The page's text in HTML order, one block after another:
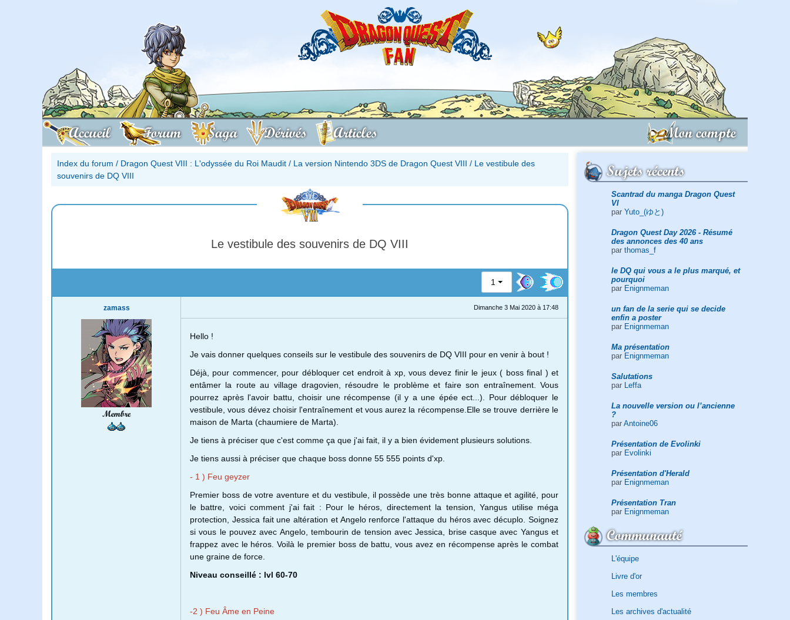
Accueil Forum Saga Dérivés Articles Mon compte
Sujets récents
Scantrad du manga Dragon Quest
VI
par Yuto_(ゆと)
Dragon Quest Day 2026 - Résumé
des annonces des 40 ans
par thomas_f
le DQ qui vous a le plus marqué, et
pourquoi
par Enignmeman
un fan de la serie qui se decide
enfin a poster
par Enignmeman
Ma présentation
par Enignmeman
Salutations
par
Leffa
La nouvelle version ou l’ancienne
?
par Antoine06
Présentation de Evolinki
par Evolinki
Présentation d'Herald
par Enignmeman
Présentation Tran
par Enignmeman
Communauté
L'équipe
Livre d'or
Les membres
Les archives d'actualité
Index du forum / Dragon Quest VIII : L'odyssée du Roi Maudit / La version Nintendo 3DS de Dragon Quest VIII / Le vestibule des
souvenirs de DQ VIII
Le vestibule des souvenirs de DQ VIII
1
zamass
Membre
Dimanche 3 Mai 2020 à 17:48
Hello !
Je vais donner quelques conseils sur le vestibule des souvenirs de DQ VIII pour en venir à bout !
Déjà, pour commencer, pour débloquer cet endroit à xp, vous devez finir le jeux ( boss final ) et
entâmer la route au village dragovien, résoudre le problème et faire son entraînement. Vous
pourrez après l'avoir battu, choisir une récompense (il y a une épée ect...). Pour débloquer le
vestibule, vous dévez choisir l'entraînement et vous aurez la récompense.Elle se trouve derrière le
maison de Marta (chaumiere de Marta).
Je tiens à préciser que c'est comme ça que j'ai fait, il y a bien évidement plusieurs solutions.
Je tiens aussi à préciser que chaque boss donne 55 555 points d'xp.
- 1 ) Feu geyzer
Premier boss de votre aventure et du vestibule, il possède une très bonne attaque et agilité, pour
le battre, voici comment j'ai fait : Pour le héros, directement la tension, Yangus utilise méga
protection, Jessica fait une altération et Angelo renforce l'attaque du héros avec décuplo. Soignez
si vous le pouvez avec Angelo, tembourin de tension avec Jessica, brise casque avec Yangus et
frappez avec le héros. Voilà le premier boss de battu, vous avez en récompense après le combat
une graine de force.
Niveau conseillé : lvl 60-70
-2 ) Feu Âme en Peine